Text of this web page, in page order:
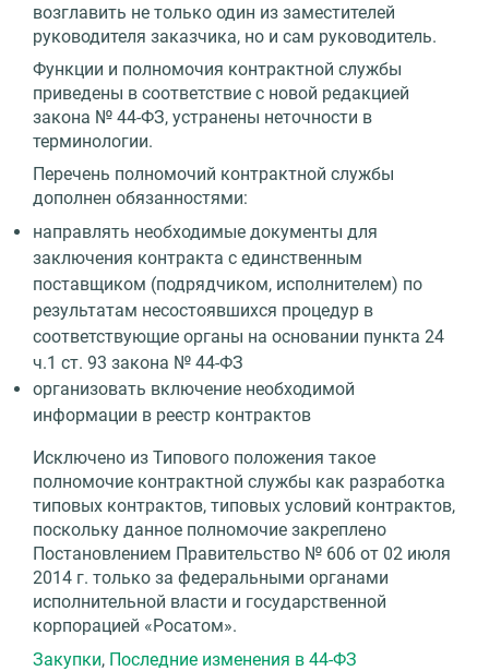
возглавить не только один из заместителей
руководителя заказчика, но и сам руководитель.
Функции и полномочия контрактной службы
приведены в соответствие с новой редакцией
закона № 44-ФЗ, устранены неточности в
терминологии.
Перечень полномочий контрактной службы
дополнен обязанностями:
направлять необходимые документы для
заключения контракта с единственным
поставщиком (подрядчиком, исполнителем) по
результатам несостоявшихся процедур в
соответствующие органы на основании пункта 24
ч.1 ст. 93 закона № 44-ФЗ
организовать включение необходимой
информации в реестр контрактов
Исключено из Типового положения такое
полномочие контрактной службы как разработка
типовых контрактов, типовых условий контрактов,
поскольку данное полномочие закреплено
Постановлением Правительство № 606 от 02 июля
2014 г. только за федеральными органами
исполнительной власти и государственной
корпорацией «Росатом».
Закупки, Последние изменения в 44-ФЗ